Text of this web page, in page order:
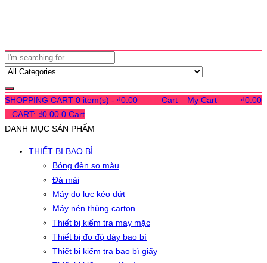
SHOPPING CART 0 item(s) - ₫0.00 Cart My Cart ₫0.00
CART: ₫0.00 0 Cart
DANH MỤC SẢN PHẨM
THIẾT BỊ BAO BÌ
Bóng đèn so màu
Đá mài
Máy đo lực kéo đứt
Máy nén thùng carton
Thiết bị kiểm tra may mặc
Thiết bị đo độ dày bao bì
Thiết bị kiểm tra bao bì giấy